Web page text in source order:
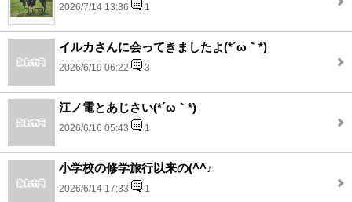
2026/7/14 13:36 1
イルカさんに会ってきましたよ(*´ω｀*)
2026/6/19 06:22 3
江ノ電とあじさい(*´ω｀*)
2026/6/16 05:43 1
小学校の修学旅行以来の(^^♪
2026/6/14 17:33 1